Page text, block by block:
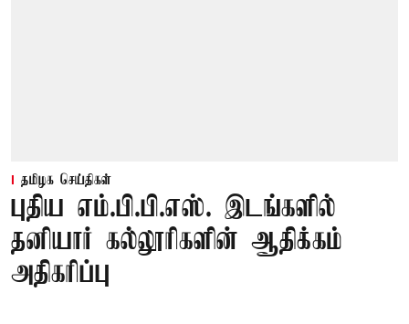
தமிழக செய்திகள்
புதிய எம்.பி.பி.எஸ். இடங்களில்
தனியார் கல்லூரிகளின் ஆதிக்கம்
அதிகரிப்பு